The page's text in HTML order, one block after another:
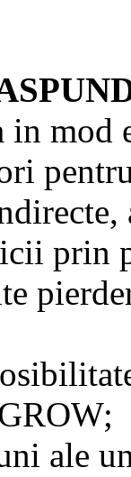
mod
prin
ale